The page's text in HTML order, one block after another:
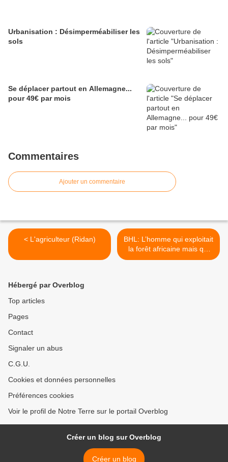
Urbanisation : Désimperméabiliser les
sols
Se déplacer partout en Allemagne...
pour 49€ par mois
Commentaires
Ajouter un commentaire
< L'agriculteur (Ridan)
BHL: L’homme qui exploitait
la forêt africaine mais qui
ne voulait pas que cela se
Hébergé par Overblog
Top articles
Pages
Contact
Signaler un abus
C.G.U.
Cookies et données personnelles
Préférences cookies
Voir le profil de Notre Terre sur le portail Overblog
Créer un blog sur Overblog
Créer un blog